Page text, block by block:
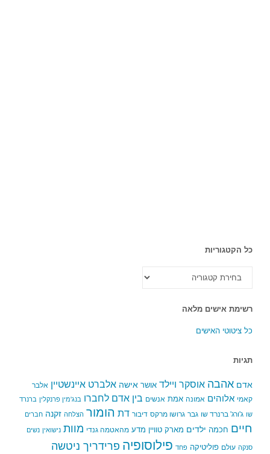
כל הקטגוריות
הקטגוריות
רשימת אישים מלאה
כל ציטוטי האישים
תגיות
אדם אהבה אוסקר ויילד אושר אישה אלברט איינשטיין אלבר
קאמי אלוהים אמונה אמת אנשים בין אדם לחברו בנג'מין פרנקלין ברנרד
שו ג'ורג' ברנרד שו גבר גרושו מרקס דיבור דת הומור הצלחה זקנה חברים
חיים חכמה ילדים מארק טוויין מדע מהאטמה גנדי מוות נישואין נשים
סנקה עולם פוליטיקה פחד פילוסופיה פרידריך ניטשה